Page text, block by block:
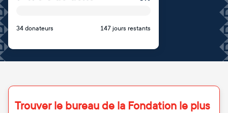
34 donateurs 147 jours restants
Trouver le bureau de la Fondation le plus